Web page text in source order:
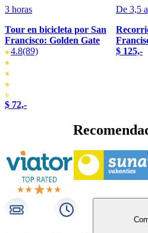
3 horas
Tour en bicicleta por San
Francisco: Golden Gate
4.8(89)
$ 72,-
De 3,5
$ 125,-